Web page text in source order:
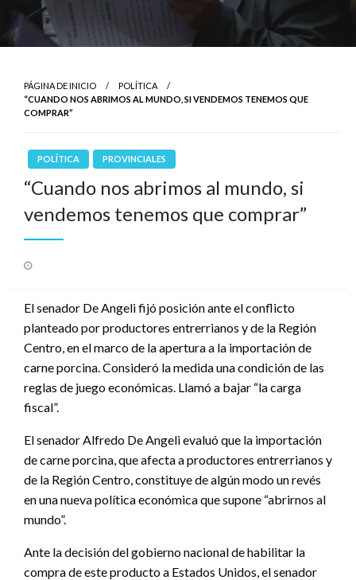
PÁGINA DE INICIO
POLÍTICA
“CUANDO NOS ABRIMOS AL MUNDO, SI VENDEMOS TENEMOS QUE
COMPRAR”
POLÍTICA PROVINCIALES
“Cuando nos abrimos al mundo, si
vendemos tenemos que comprar”
El senador De Angeli fijó posición ante el conflicto
planteado por productores entrerrianos y de la Región
Centro, en el marco de la apertura a la importación de
carne porcina. Consideró la medida una condición de las
reglas de juego económicas. Llamó a bajar “la carga
fiscal”.
El senador Alfredo De Angeli evaluó que la importación
de carne porcina, que afecta a productores entrerrianos y
de la Región Centro, constituye de algún modo un revés
en una nueva política económica que supone “abrirnos al
mundo”.
Ante la decisión del gobierno nacional de habilitar la
compra de este producto a Estados Unidos, el senador